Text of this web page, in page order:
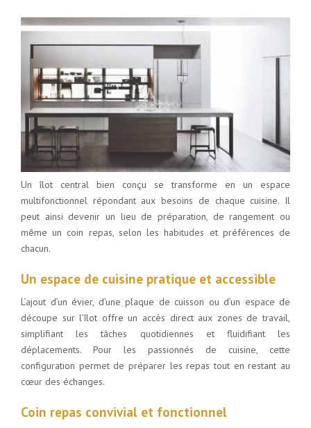
Un îlot central bien conçu se transforme en un espace
multifonctionnel répondant aux besoins de chaque cuisine. Il
peut ainsi devenir un lieu de préparation, de rangement ou
même un coin repas, selon les habitudes et préférences de
chacun.
Un espace de cuisine pratique et accessible
L’ajout d’un évier, d’une plaque de cuisson ou d’un espace de
découpe sur l’îlot offre un accès direct aux zones de travail,
simplifiant les tâches quotidiennes et fluidifiant les
déplacements. Pour les passionnés de cuisine, cette
configuration permet de préparer les repas tout en restant au
cœur des échanges.
Coin repas convivial et fonctionnel